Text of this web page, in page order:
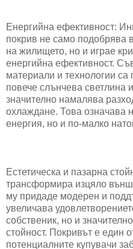
Енергийна ефективност:
покрив не само подобрява
на жилището, но и играе
енергийна ефективност.
материали и технологии са
повече слънчева светлина
значително намалява
охлаждане. Това означава
енергия, но и по-малко
Естетическа и пазарна
трансформира изцяло
му придаде модерен и
увеличава
собственик, но и
стойност. Покривът е един
потенциалните купувачи